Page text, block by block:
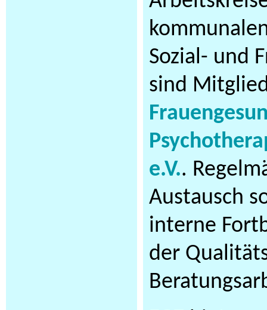
Sozial- und
sind
e.V..
Austausch
interne
der